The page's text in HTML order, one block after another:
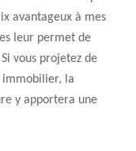
avantageux à mes
leur permet de
vous projetez de
la
y apportera une